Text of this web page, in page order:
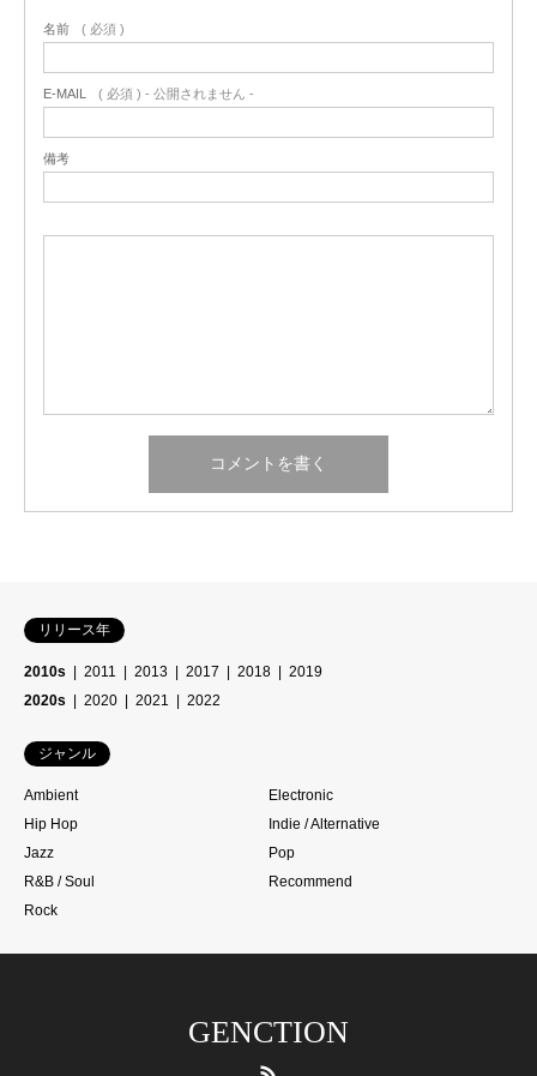
名前 ( 必須 )
E-MAIL ( 必須 ) - 公開されません -
備考
リリース年
2010s 2011 2013 2017 2018
2019
2020s
2020 2021 2022
ジャンル
Ambient
Electronic
Hip Hop
Indie / Alternative
Jazz
Pop
R&B / Soul
Recommend
Rock
GENCTION